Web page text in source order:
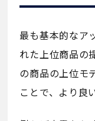
最も基本的なア
れた上位商品の
の商品の上位モ
ことで、より良